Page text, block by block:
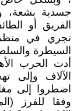
جسدية بشعة،
الفريق أو
تجري في
السيطرة
أدت الحرب
الآلاف وإلى
اضطروا إلى
وفقا للفرز